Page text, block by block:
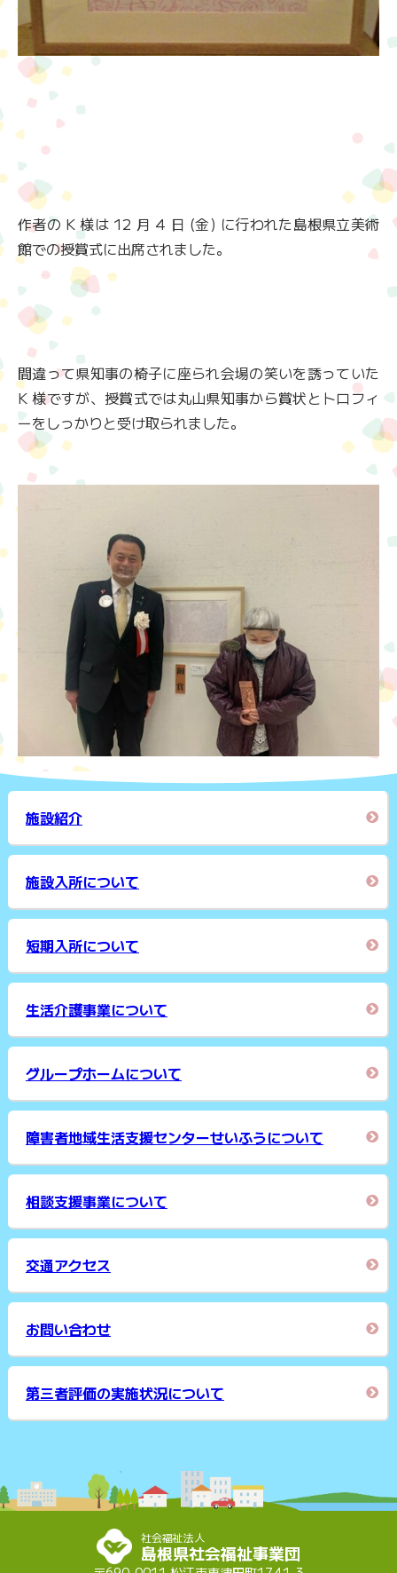
作者の K 様は 12 月 4 日 (金) に行われた島根県立美術
館での授賞式に出席されました。
間違って県知事の椅子に座られ会場の笑いを誘っていた
K 様ですが、授賞式では丸山県知事から賞状とトロフィ
ーをしっかりと受け取られました。
施設紹介
施設入所について
短期入所について
生活介護事業について
グループホームについて
障害者地域生活支援センターせいふうについて
相談支援事業について
交通アクセス
お問い合わせ
第三者評価の実施状況について
社会福祉法人
島根県社会福祉事業団